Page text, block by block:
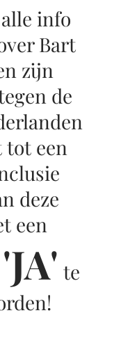
info
Bart
zijn
de
een
deze
een
'JA' te